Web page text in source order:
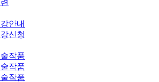
안내
신청
작품
작품
작품